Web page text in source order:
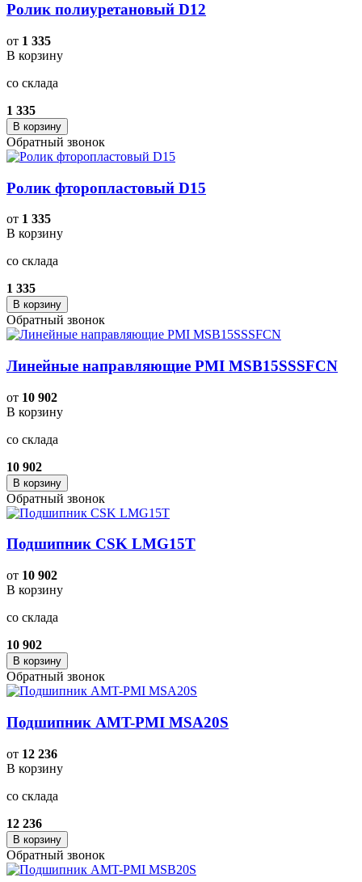
Ролик полиуретановый D12
от 1 335
В корзину
со склада
1 335
В корзину
Обратный звонок
Ролик фторопластовый D15
от 1 335
В корзину
со склада
1 335
В корзину
Обратный звонок
Линейные направляющие PMI MSB15SSSFCN
от 10 902
В корзину
со склада
10 902
В корзину
Обратный звонок
Подшипник CSK LMG15T
от 10 902
В корзину
со склада
10 902
В корзину
Обратный звонок
Подшипник AMT-PMI MSA20S
от 12 236
В корзину
со склада
12 236
В корзину
Обратный звонок